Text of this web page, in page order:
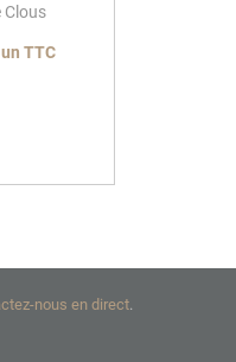
Clous
TTC
nous en direct.